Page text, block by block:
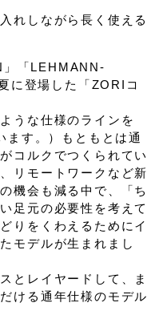
れしながら長く使える
「LEHMANN-
に登場した
「ZORIコ
うな仕様のラインを
す。）
もともとは通
コルクでつくられてい
リモートワークなど新
機会も減る中で、
「ち
足元の必要性を考えて
りをくわえるために イ
モデルが生まれまし
とレイヤードして、
ま
ける 通年仕様のモデル